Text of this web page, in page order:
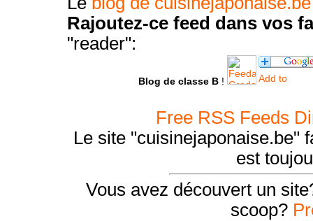
Rajoutez-ce feed dans vos
"reader":
Blog de classe B!
Free RSS Feeds
Le site "cuisinejaponaise.be"
est
Vous avez découvert un
scoop?